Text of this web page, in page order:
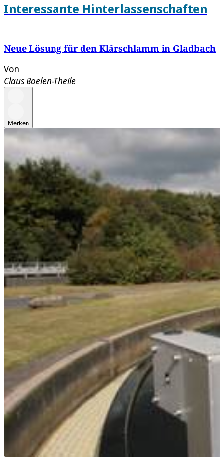
Interessante Hinterlassenschaften
Neue Lösung für den Klärschlamm in Gladbach
Von
Claus Boelen-Theile
Merken